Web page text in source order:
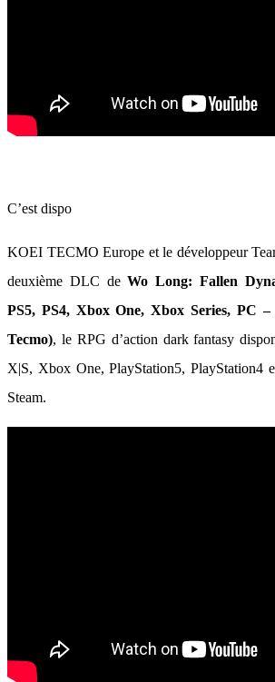
C’est dispo
KOEI TECMO Europe et le développeur
deuxième DLC deWo Long: Fallen
PS5, PS4, Xbox One, Xbox Series, PC
Tecmo), le RPG d’action dark fantasy
X|S, Xbox One, PlayStation5, PlayStation4
Steam.